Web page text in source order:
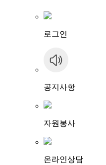
로그인
공지사항
자원봉사
온라인상담